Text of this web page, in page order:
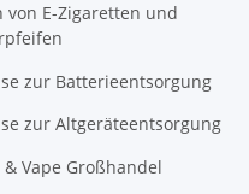
von E-Zigaretten und
zur Batterieentsorgung
zur Altgeräteentsorgung
& Vape Großhandel